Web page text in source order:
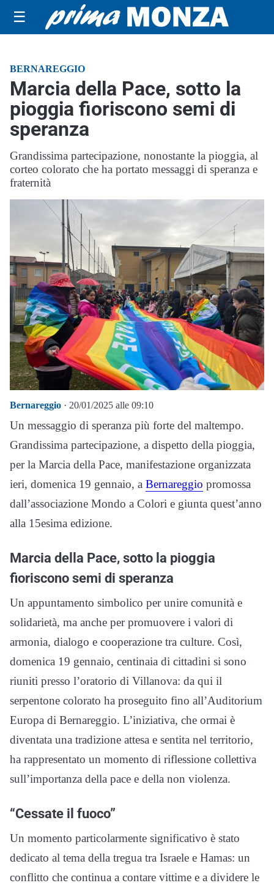
☰
BERNAREGGIO
Marcia della Pace, sotto la
pioggia fioriscono semi di
speranza
Grandissima partecipazione, nonostante la pioggia, al
corteo colorato che ha portato messaggi di speranza e
fraternità
Bernareggio · 20/01/2025 alle 09:10
Un messaggio di speranza più forte del maltempo.
Grandissima partecipazione, a dispetto della pioggia,
per la Marcia della Pace, manifestazione organizzata
ieri, domenica 19 gennaio, a Bernareggio promossa
dall’associazione Mondo a Colori e giunta quest’anno
alla 15esima edizione.
Marcia della Pace, sotto la pioggia
fioriscono semi di speranza
Un appuntamento simbolico per unire comunità e
solidarietà, ma anche per promuovere i valori di
armonia, dialogo e cooperazione tra culture. Così,
domenica 19 gennaio, centinaia di cittadini si sono
riuniti presso l’oratorio di Villanova: da qui il
serpentone colorato ha proseguito fino all’Auditorium
Europa di Bernareggio. L’iniziativa, che ormai è
diventata una tradizione attesa e sentita nel territorio,
ha rappresentato un momento di riflessione collettiva
sull’importanza della pace e della non violenza.
“Cessate il fuoco”
Un momento particolarmente significativo è stato
dedicato al tema della tregua tra Israele e Hamas: un
conflitto che continua a contare vittime e a dividere le